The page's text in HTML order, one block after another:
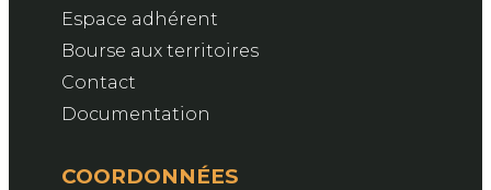
Espace adhérent
Bourse aux territoires
Contact
Documentation
COORDONNÉES